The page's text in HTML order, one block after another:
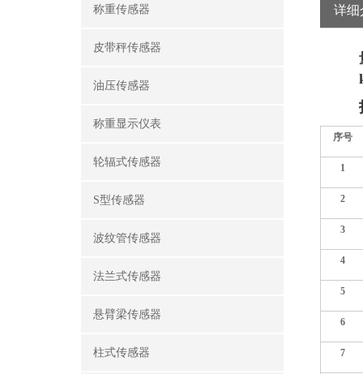
称重传感器
皮带秤传感器
油压传感器
称重显示仪表
轮辐式传感器
S型传感器
波纹管传感器
法兰式传感器
悬臂梁传感器
柱式传感器
详细
序号
1
2
3
4
5
6
7